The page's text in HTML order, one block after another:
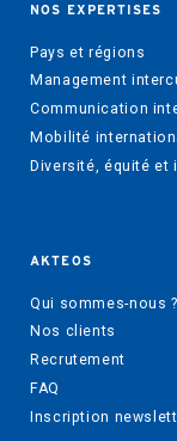
NOS EXPERTISES
Pays et régions
Management
Communication
Mobilité
Diversité, équité et
AKTEOS
Qui sommes-nous ?
Nos clients
Recrutement
FAQ
Inscription